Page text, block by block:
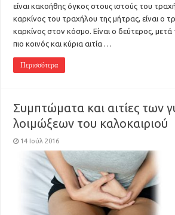
είναι κακοήθης όγκος στους ιστούς του
καρκίνος του τραχήλου της μήτρας, είναι ο
καρκίνος στον κόσμο. Είναι ο δεύτερος,
πιο κοινός και κύρια αιτία …
Περισσότερα
Συμπτώματα και αιτίες των
λοιμώξεων του καλοκαιριού
14 Ιούλ 2016